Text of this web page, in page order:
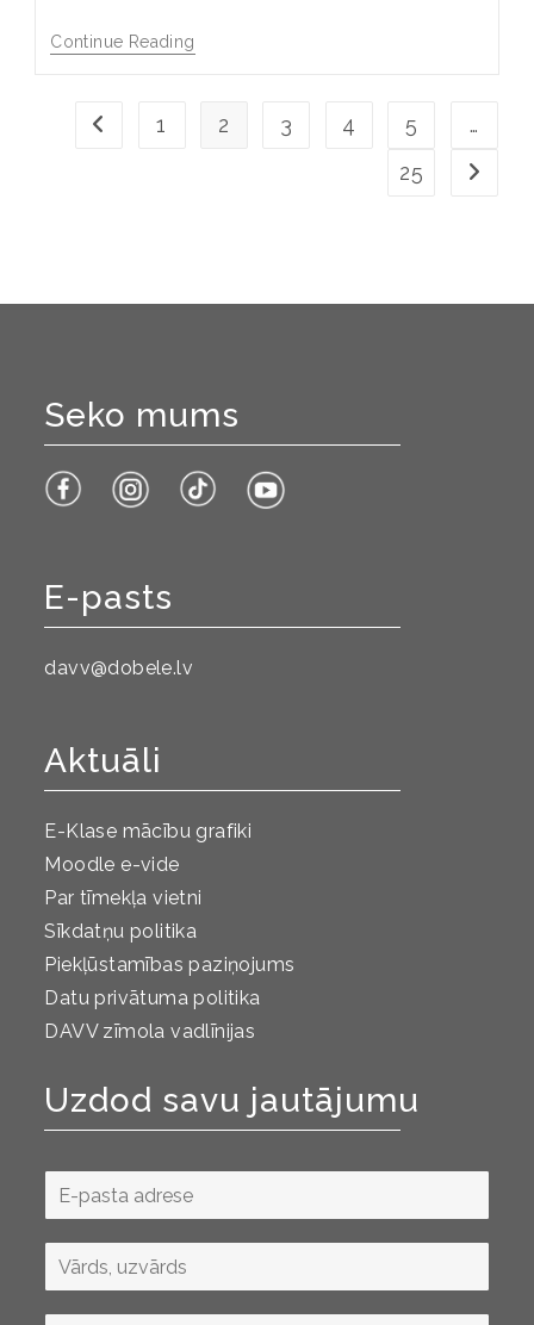
Continue Reading
1 2 3 4 5
…
25
Seko mums
E-pasts
davv@dobele.lv
Aktuāli
E-Klase mācību grafiki
Moodle e-vide
Par tīmekļa vietni
Sīkdatņu politika
Piekļūstamības paziņojums
Datu privātuma politika
DAVV zīmola vadlīnijas
Uzdod savu jautājumu